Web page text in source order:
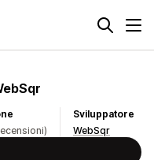
Sviluppatore
WebSqr